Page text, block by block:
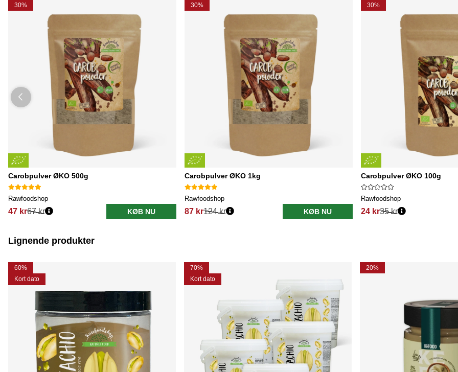
30%
Carobpulver ØKO 500g
Rawfoodshop
47 kr67 kr KØB NU
30%
Carobpulver ØKO 1kg
Rawfoodshop
87 kr124 kr KØB NU
30%
Carobpulver ØKO 100g
Rawfoodshop
24 kr35 kr
Lignende produkter
60%
Kort dato
70%
Kort dato
20%